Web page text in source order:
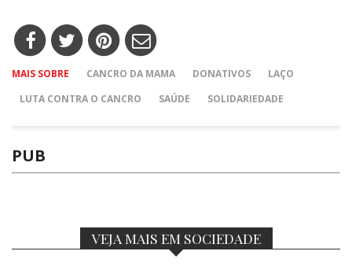
MAIS SOBRE CANCRO DA MAMA DONATIVOS
LAÇO
LUTA CONTRA O CANCRO
SAÚDE SOLIDARIEDADE
PUB
VEJA MAIS EM SOCIEDADE